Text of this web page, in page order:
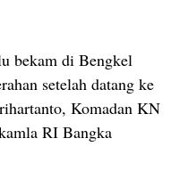
bekam di Bengkel
setelah datang ke
Komadan KN
RI Bangka